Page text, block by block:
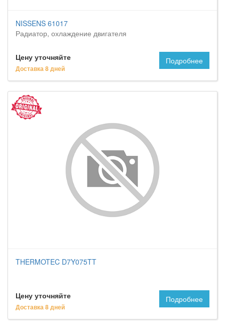
NISSENS 61017
Радиатор, охлаждение двигателя
Цену уточняйте
Доставка 8 дней
Подробнее
THERMOTEC D7Y075TT
Цену уточняйте
Доставка 8 дней
Подробнее